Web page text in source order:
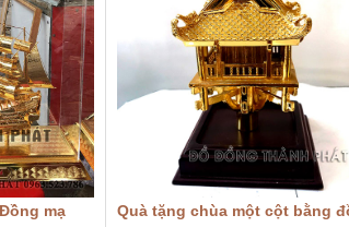
lượng tốt nhập khẩu từ Hàn Quốc để tạo
người thợ làng nghề đúc đồng. Sau
công sửa nguội kỹ lưỡng. Sản phẩm
mạ
Quà tặng chùa một cột bằng